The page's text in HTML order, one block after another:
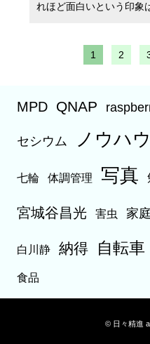
れほど面白いという印象
1 2
MPD QNAP
セシウム ノウハウ
七輪 体調管理 写真
宮城谷昌光 害虫 家
白川静 納得 自転車
食品
© 日々精進